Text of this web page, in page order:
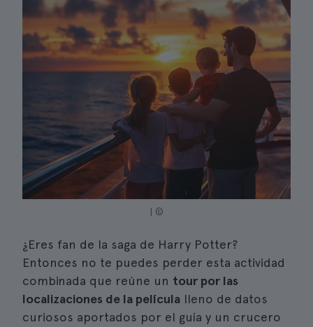
| ©
¿Eres fan de la saga de Harry Potter?
Entonces no te puedes perder esta actividad
combinada que reúne un tour por las
localizaciones de la película lleno de datos
curiosos aportados por el guía y un crucero